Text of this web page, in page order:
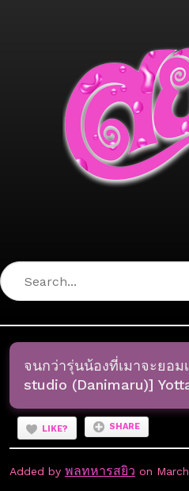
จนกว่ารุ่นน้องที่เมาจะยอ
studio (Danimaru)]
LIKE? SHARE
Added by พลทหารสยิว on